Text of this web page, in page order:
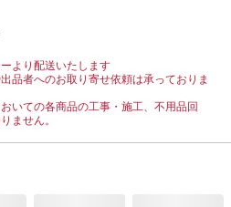
より配送いたします
品者へのお取り寄せ依頼は承っておりま
いての各商品の工事・施工、不用品回
ません。